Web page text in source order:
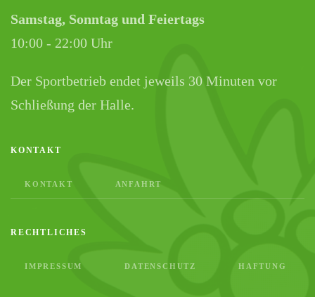
Samstag, Sonntag und Feiertags
10:00 - 22:00 Uhr
Der Sportbetrieb endet jeweils 30 Minuten vor
Schließung der Halle.
KONTAKT
KONTAKT ANFAHRT
RECHTLICHES
IMPRESSUM DATENSCHUTZ HAFTUNG